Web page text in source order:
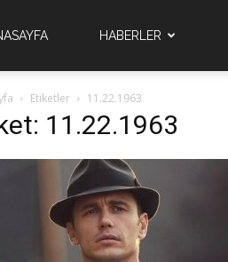
HABERLER
Etiketler 11.22.1963
11.22.1963